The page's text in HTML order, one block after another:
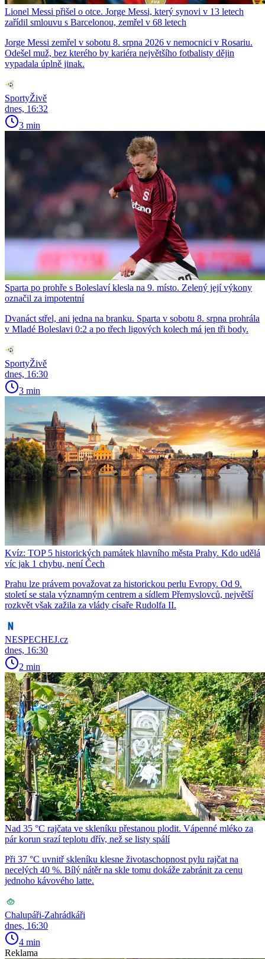
Lionel Messi přišel o otce. Jorge Messi, který synovi v 13 letech
zařídil smlouvu s Barcelonou, zemřel v 68 letech
Jorge Messi zemřel v sobotu 8. srpna 2026 v nemocnici v Rosariu.
Odešel muž, bez kterého by kariéra největšího fotbalisty dějin
vypadala úplně jinak.
SportyŽivě
dnes, 16:32
3 min
Sparta po prohře s Boleslaví klesla na 9. místo. Zelený její výkony
označil za impotentní
Dvanáct střel, ani jedna na branku. Sparta v sobotu 8. srpna prohrála
v Mladé Boleslavi 0:2 a po třech ligových kolech má jen tři body.
SportyŽivě
dnes, 16:30
3 min
Kvíz: TOP 5 historických památek hlavního města Prahy. Kdo udělá
víc jak 1 chybu, není Čech
Prahu lze právem považovat za historickou perlu Evropy. Od 9.
století se stala významným centrem a sídlem Přemyslovců, největší
rozkvět však zažila za vlády císaře Rudolfa II.
NESPECHEJ.cz
dnes, 16:30
2 min
Nad 35 °C rajčata ve skleníku přestanou plodit. Vápenné mléko za
pár korun srazí teplotu dřív, než se listy spálí
Při 37 °C uvnitř skleníku klesne životaschopnost pylu rajčat na
necelých 40 %. Bílý nátěr na skle tomu dokáže zabránit za cenu
jednoho kávového latte.
Chalupáři-Zahrádkáři
dnes, 16:30
4 min
Reklama